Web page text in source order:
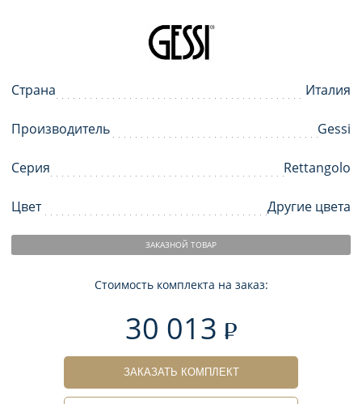
Страна Италия
Производитель Gessi
Серия Rettangolo
Цвет Другие цвета
ЗАКАЗНОЙ ТОВАР
Стоимость комплекта на заказ:
30 013
ЗАКАЗАТЬ КОМПЛЕКТ